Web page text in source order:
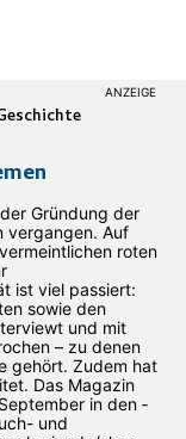
Gründung der
vergangen. Auf
roten
ist viel passiert:
sowie den
und mit
– zu denen
gehört. Zudem hat
Das Magazin
in den
und